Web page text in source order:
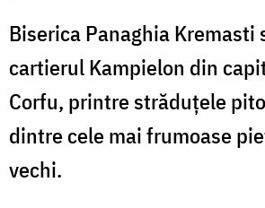
Biserica Panaghia Kremasti
cartierul Kampielon din
Corfu, printre străduțele
dintre cele mai frumoase
vechi.